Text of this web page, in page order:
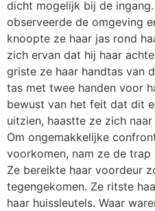
dicht mogelijk bij de
observeerde de omgeving
knoopte ze haar jas rond
zich ervan dat hij haar
griste ze haar handtas van
tas met twee handen voor
bewust van het feit dat dit
uitzien, haastte ze zich
Om ongemakkelijke
voorkomen, nam ze de
Ze bereikte haar voordeur
tegengekomen. Ze ritste
haar huissleutels. Waar